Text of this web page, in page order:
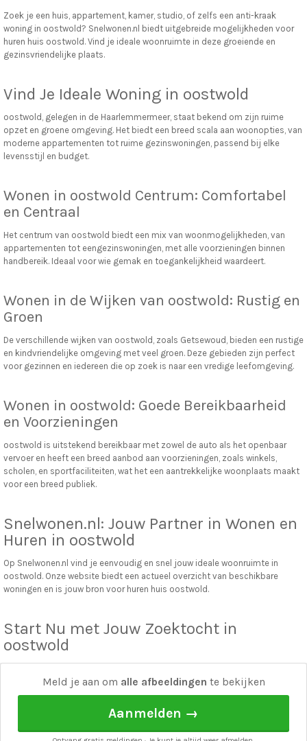
Meld je aan om alle afbeeldingen te bekijken
Aanmelden →
Zoek je een huis, appartement, kamer, studio, of zelfs een anti-kraak
woning in oostwold? Snelwonen.nl biedt uitgebreide mogelijkheden voor
huren huis oostwold. Vind je ideale woonruimte in deze groeiende en
gezinsvriendelijke plaats.
Vind Je Ideale Woning in oostwold
oostwold, gelegen in de Haarlemmermeer, staat bekend om zijn ruime
opzet en groene omgeving. Het biedt een breed scala aan woonopties, van
moderne appartementen tot ruime gezinswoningen, passend bij elke
levensstijl en budget.
Wonen in oostwold Centrum: Comfortabel
en Centraal
Het centrum van oostwold biedt een mix van woonmogelijkheden, van
appartementen tot eengezinswoningen, met alle voorzieningen binnen
handbereik. Ideaal voor wie gemak en toegankelijkheid waardeert.
Wonen in de Wijken van oostwold: Rustig en
Groen
De verschillende wijken van oostwold, zoals Getsewoud, bieden een rustige
en kindvriendelijke omgeving met veel groen. Deze gebieden zijn perfect
voor gezinnen en iedereen die op zoek is naar een vredige leefomgeving.
Wonen in oostwold: Goede Bereikbaarheid
en Voorzieningen
oostwold is uitstekend bereikbaar met zowel de auto als het openbaar
vervoer en heeft een breed aanbod aan voorzieningen, zoals winkels,
scholen, en sportfaciliteiten, wat het een aantrekkelijke woonplaats maakt
voor een breed publiek.
Snelwonen.nl: Jouw Partner in Wonen en
Huren in oostwold
Op Snelwonen.nl vind je eenvoudig en snel jouw ideale woonruimte in
oostwold. Onze website biedt een actueel overzicht van beschikbare
woningen en is jouw bron voor huren huis oostwold.
Start Nu met Jouw Zoektocht in
oostwold
Snelwonen.nl heeft het allemaal. Ontdek vandaag nog jouw nieuwe thuis in
oostwold.
·Adverteren· Over ons· Affiliate / Verdien geld met snel wonen!